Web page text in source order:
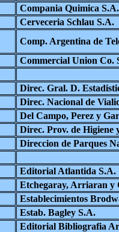
Compania Quimica S.A.
Cerveceria Schlau S.A.
Comp. Argentina de
Commercial Union Co.
Direc. Gral. D.
Direc. Nacional de
Del Campo, Perez y
Direc. Prov. de Higiene
Direccion de Parques
Editorial Atlantida S.A.
Etchegaray, Arriaran y
Establecimientos
Estab. Bagley S.A.
Editorial Bibliografia